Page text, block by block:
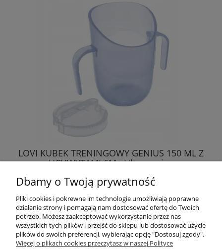
LOVI KUBEK TRENINGOWY GENIUS 150 ML Z
UCHWYTAMI 6M+ Ultramarine
34,45 zł
DO KOSZYKA
Dbamy o Twoją prywatność
Pliki cookies i pokrewne im technologie umożliwiają poprawne
działanie strony i pomagają nam dostosować ofertę do Twoich
potrzeb. Możesz zaakceptować wykorzystanie przez nas
wszystkich tych plików i przejść do sklepu lub dostosować użycie
plików do swoich preferencji, wybierając opcję "Dostosuj zgody".
Więcej o plikach cookies przeczytasz w naszej Polityce